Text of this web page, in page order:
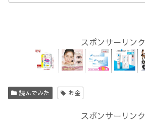
スポンサーリンク
読んでみた お金
スポンサーリンク